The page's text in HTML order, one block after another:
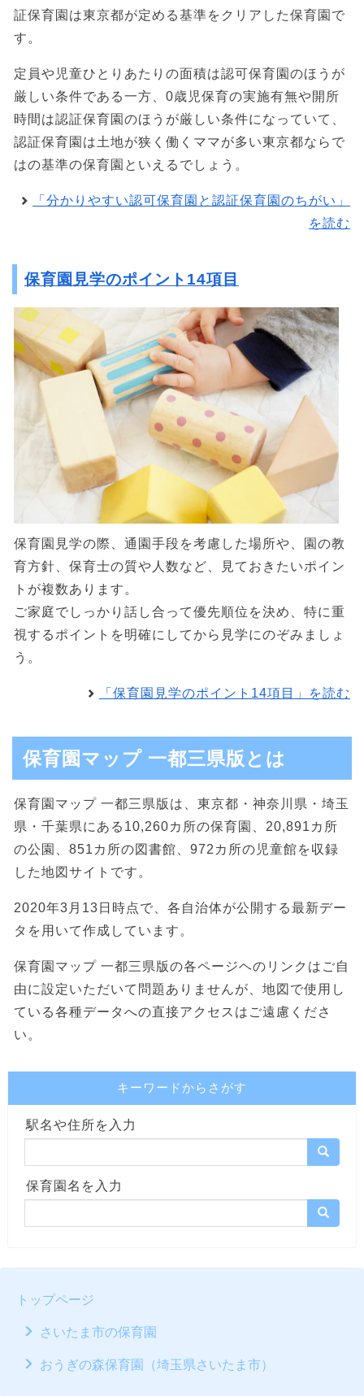
証保育園は東京都が定める基準をクリアした保育園で
す。
定員や児童ひとりあたりの面積は認可保育園のほうが
厳しい条件である一方、0歳児保育の実施有無や開所
時間は認証保育園のほうが厳しい条件になっていて、
認証保育園は土地が狭く働くママが多い東京都ならで
はの基準の保育園といえるでしょう。
「分かりやすい認可保育園と認証保育園のちがい」
を読む
保育園見学のポイント14項目
保育園見学の際、通園手段を考慮した場所や、園の教
育方針、保育士の質や人数など、見ておきたいポイン
トが複数あります。
ご家庭でしっかり話し合って優先順位を決め、特に重
視するポイントを明確にしてから見学にのぞみましょ
う。
「保育園見学のポイント14項目」を読む
保育園マップ 一都三県版とは
保育園マップ 一都三県版は、東京都・神奈川県・埼玉
県・千葉県にある10,260カ所の保育園、20,891カ所
の公園、851カ所の図書館、972カ所の児童館を収録
した地図サイトです。
2020年3月13日時点で、各自治体が公開する最新デー
タを用いて作成しています。
保育園マップ 一都三県版の各ページヘのリンクはご自
由に設定いただいて問題ありませんが、地図で使用し
ている各種データへの直接アクセスはご遠慮くださ
い。
キーワードからさがす
駅名や住所を入力
保育園名を入力
トップページ
さいたま市の保育園
おうぎの森保育園（埼玉県さいたま市）